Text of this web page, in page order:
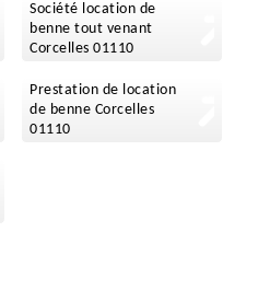
Société location de
benne tout venant
Corcelles 01110
Prestation de location
de benne Corcelles
01110